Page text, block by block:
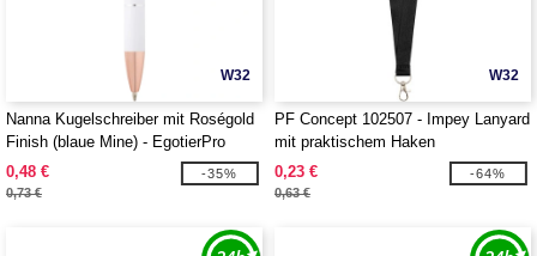
W32
Nanna Kugelschreiber mit Roségold
Finish (blaue Mine) - EgotierPro
107974
0,48 €
0,73 €
-35%
W32
PF Concept 102507 - Impey Lanyard
mit praktischem Haken
0,23 €
0,63 €
-64%